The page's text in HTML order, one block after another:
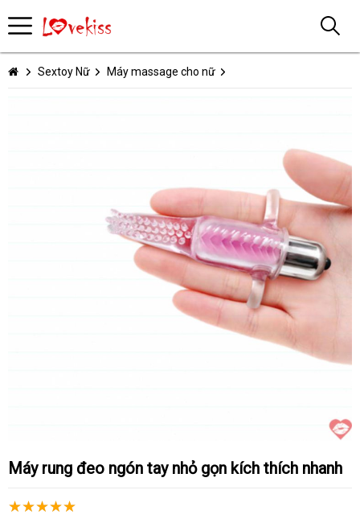
Sextoy Nữ Máy massage cho nữ
Máy rung đeo ngón tay nhỏ gọn kích thích nhanh